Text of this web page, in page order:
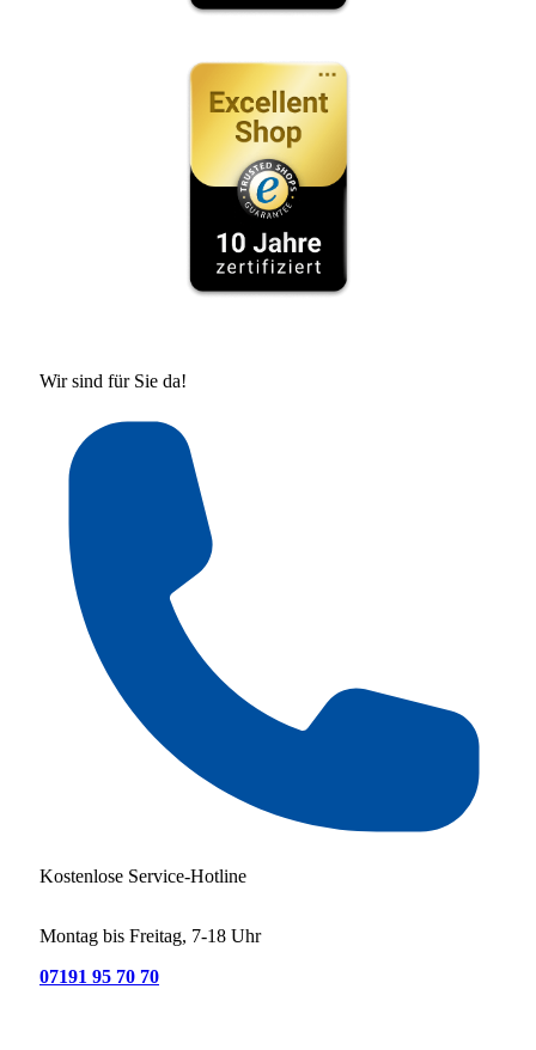
Wir sind für Sie da!
Kostenlose Service-Hotline
Montag bis Freitag, 7-18 Uhr
07191 95 70 70